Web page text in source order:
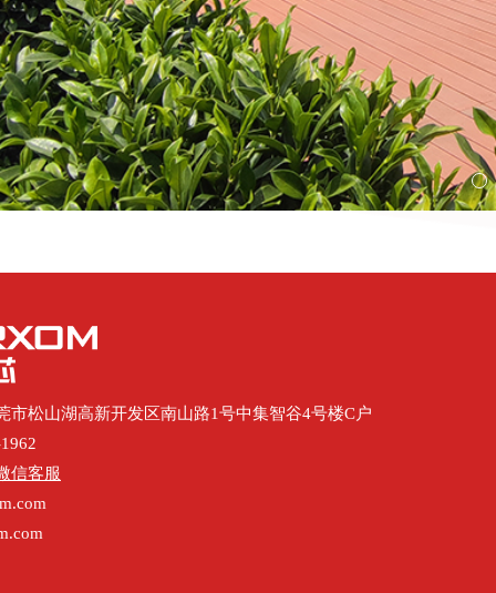
市松山湖高新开发区南山路1号中集智谷4号楼C户
信客服